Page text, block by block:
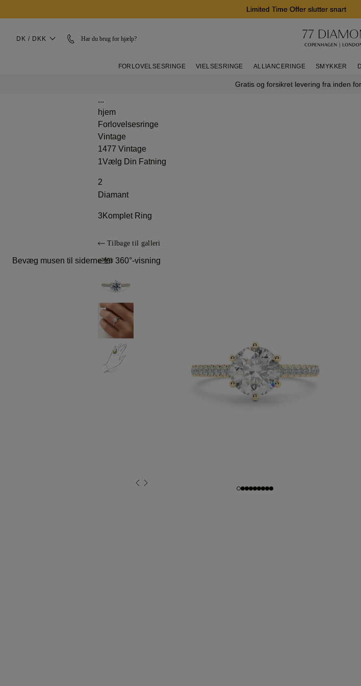
Limited Time Offer slutter snart
DK / DKK Har du brug for hjælp?
FORLOVELSESRINGE VIELSESRINGE ALLIANCERINGE SMYKKER
Gratis og forsikret levering fra inden
...
hjem
Forlovelsesringe
Vintage
1477 Vintage
1Vælg Din Fatning
2
Diamant
3 Komplet Ring
Tilbage til galleri
Bevæg musen til siderne for 360°-visning